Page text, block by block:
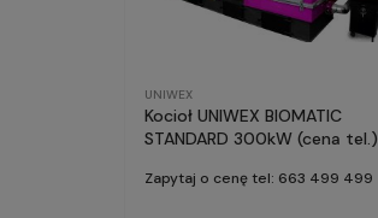
UNIWEX
Kocioł UNIWEX BIOMATIC
STANDARD 300kW (cena tel.)
Zapytaj o cenę tel: 663 499 499